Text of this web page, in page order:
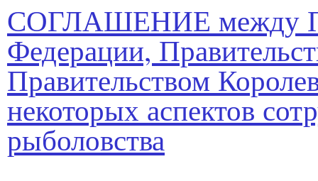
СОГЛАШЕНИЕ между
Федерации,
Правительством
некоторых аспектов
рыболовства